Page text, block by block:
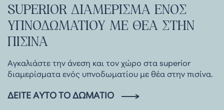
SUPERIOR ΔΙΑΜΕΡΙΣΜΑ ΕΝΟΣ
ΥΠΝΟΔΩΜΑΤΙΟΥ ΜΕ ΘΕΑ ΣΤΗΝ
ΠΙΣΙΝΑ
Αγκαλιάστε την άνεση και τον χώρο στα superior
διαμερίσματα ενός υπνοδωματίου με θέα στην πισίνα.
ΔΕΊΤΕ ΑΥΤΌ ΤΟ ΔΩΜΆΤΙΟ